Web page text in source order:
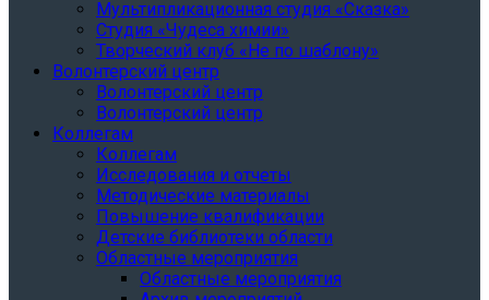
Мультипликационная студия «Сказка»
Студия «Чудеса химии»
Творческий клуб «Не по шаблону»
Волонтерский центр
Волонтерский центр
Волонтерский центр
Коллегам
Коллегам
Исследования и отчеты
Методические материалы
Повышение квалификации
Детские библиотеки области
Областные мероприятия
Областные мероприятия